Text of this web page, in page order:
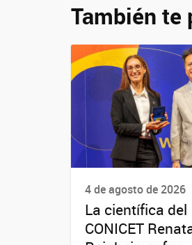
También te
4 de agosto de 2026
La científica del
CONICET